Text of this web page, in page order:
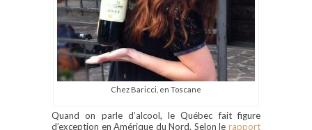
Chez Baricci, en Toscane
Quand on parle d’alcool, le Québec fait figure
d’exception en Amérique du Nord. Selon le rapport